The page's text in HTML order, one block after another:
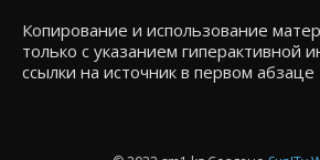
Копирование и использование
только с указанием гиперактивной
ссылки на источник в первом абзаце